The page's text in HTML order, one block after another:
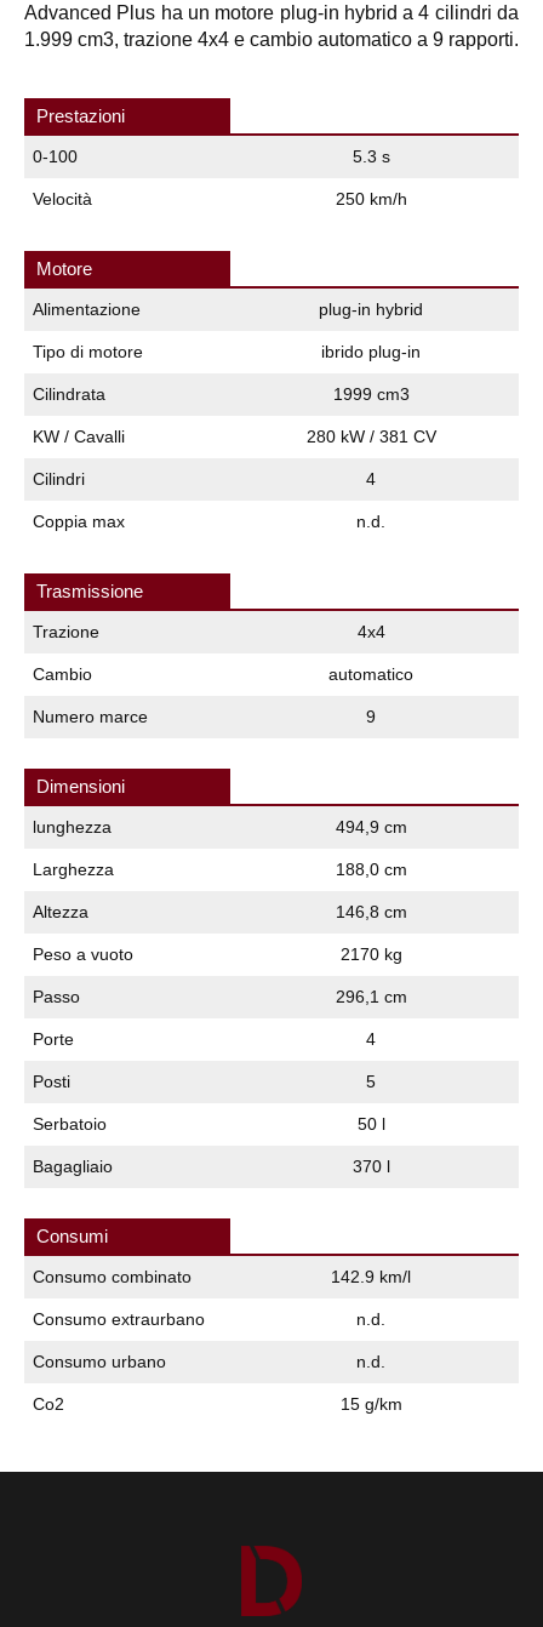
Advanced Plus ha un motore plug-in hybrid a 4 cilindri da
1.999 cm3, trazione 4x4 e cambio automatico a 9 rapporti.
Prestazioni
0-100 5.3 s
Velocità 250 km/h
Motore
Alimentazione plug-in hybrid
Tipo di motore ibrido plug-in
Cilindrata 1999 cm3
KW / Cavalli 280 kW / 381 CV
Cilindri 4
Coppia max n.d.
Trasmissione
Trazione 4x4
Cambio automatico
Numero marce 9
Dimensioni
lunghezza 494,9 cm
Larghezza 188,0 cm
Altezza 146,8 cm
Peso a vuoto 2170 kg
Passo 296,1 cm
Porte 4
Posti 5
Serbatoio 50 l
Bagagliaio 370 l
Consumi
Consumo combinato 142.9 km/l
Consumo extraurbano n.d.
Consumo urbano n.d.
Co2 15 g/km